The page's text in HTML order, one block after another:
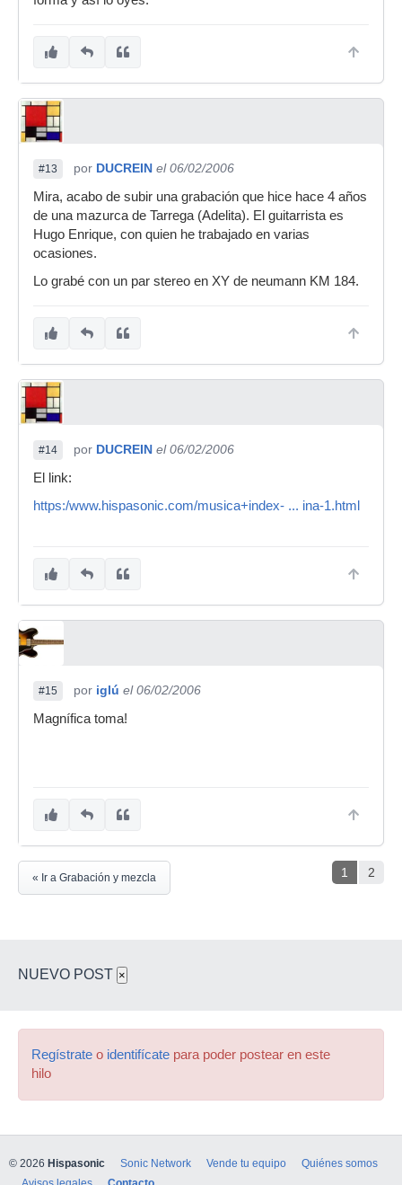
#13 por DUCREIN el 06/02/2006
Mira, acabo de subir una grabación que hice hace 4 años
de una mazurca de Tarrega (Adelita). El guitarrista es
Hugo Enrique, con quien he trabajado en varias
ocasiones.
Lo grabé con un par stereo en XY de neumann KM 184.
#14 por DUCREIN el 06/02/2006
El link:
https:/www.hispasonic.com/musica+index- ... ina-1.html
#15 por iglú el 06/02/2006
Magnífica toma!
1 2
« Ir a Grabación y mezcla
NUEVO POST ×
Regístrate o identifícate para poder postear en este
hilo
© 2026 Hispasonic Sonic Network Vende tu equipo
Quiénes somos